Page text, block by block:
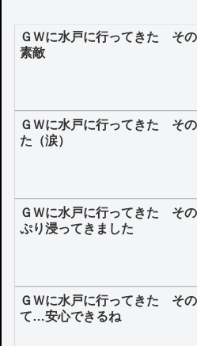
ＧＷに水戸に行ってきた そ
素敵
ＧＷに水戸に行ってきた そ
た（涙）
ＧＷに水戸に行ってきた そ
ぷり浸ってきました
ＧＷに水戸に行ってきた そ
て…安心できるね